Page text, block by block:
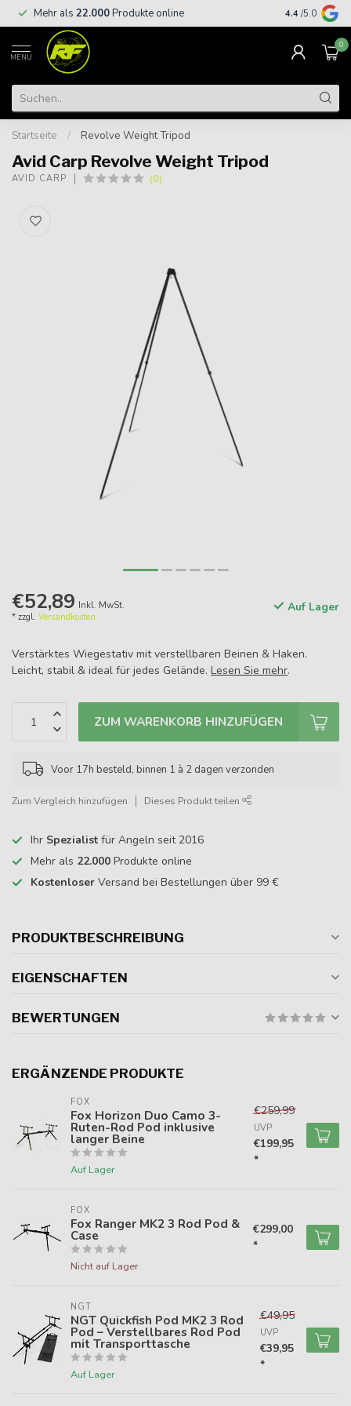
Mehr als 22.000Produkte online Kostenloser
€
4.4 /5.0
MENU
0
Startseite / Revolve Weight Tripod
Avid Carp Revolve Weight Tripod
AVID CARP (0)
€52,89 Inkl. MwSt.
* zzgl. Versandkosten
Auf Lager
Verstärktes Wiegestativ mit verstellbaren Beinen & Haken.
Leicht, stabil & ideal für jedes Gelände. Lesen Sie mehr.
ZUM WARENKORB HINZUFÜGEN
Voor 17h besteld, binnen 1 à 2 dagen verzonden
Zum Vergleich hinzufügen Dieses Produkt teilen
Ihr Spezialist für Angeln seit 2016
Mehr als 22.000 Produkte online
Kostenloser Versand bei Bestellungen über 99 €
PRODUKTBESCHREIBUNG
EIGENSCHAFTEN
BEWERTUNGEN
ERGÄNZENDE PRODUKTE
FOX
Fox Horizon Duo Camo 3-
Ruten-Rod Pod inklusive
langer Beine
Auf Lager
€259,99
UVP
€199,95
*
FOX
Fox Ranger MK2 3 Rod Pod &
Case
Nicht auf Lager
€299,00
*
NGT
NGT Quickfish Pod MK2 3 Rod
Pod – Verstellbares Rod Pod
mit Transporttasche
Auf Lager
€49,95
UVP
€39,95
*